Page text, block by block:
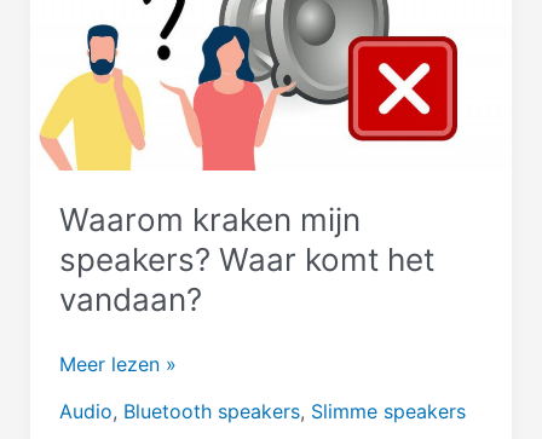
Oranje,
Wit
Waarom kraken mijn
speakers? Waar komt het
vandaan?
Waarom
mijn
Meer lezen »
Audio, Bluetooth speakers, Slimme speakers